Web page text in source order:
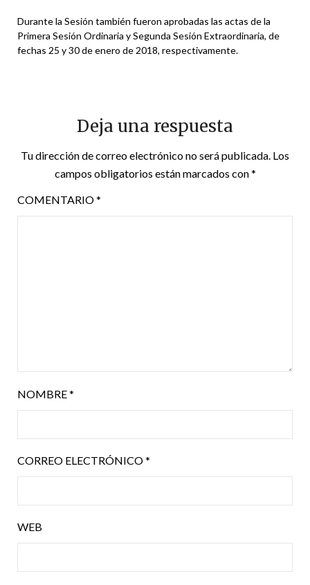
Durante la Sesión también fueron aprobadas las actas de la
Primera Sesión Ordinaria y Segunda Sesión Extraordinaria, de
fechas 25 y 30 de enero de 2018, respectivamente.
Deja una respuesta
Tu dirección de correo electrónico no será publicada. Los
campos obligatorios están marcados con*
COMENTARIO*
NOMBRE*
CORREO ELECTRÓNICO*
WEB